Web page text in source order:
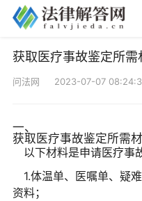
获取医疗事故鉴定所需
问法网 2023-07-07
一、
获取医疗事故鉴定所需
以下材料是申请医疗事
1.体温单、医嘱单、疑
资料；